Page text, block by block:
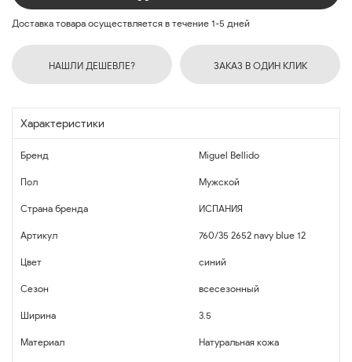
Доставка товара осуществляется в течение 1-5 дней
НАШЛИ ДЕШЕВЛЕ? ЗАКАЗ В ОДИН КЛИК
Характеристики
Бренд Miguel Bellido
Пол Мужской
Страна бренда ИСПАНИЯ
Артикул 760/35 2652 navy blue 12
Цвет синий
Сезон всесезонный
Ширина 3.5
Материал Натуральная кожа